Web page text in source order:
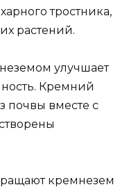
тростника,
растений.
улучшает
Кремний
почвы вместе с
кремнезем